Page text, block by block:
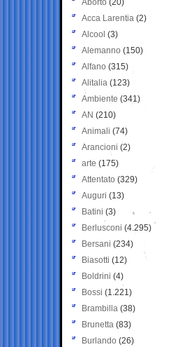
Aborto (20)
Acca Larentia (2)
Alcool (3)
Alemanno (150)
Alfano (315)
Alitalia (123)
Ambiente (341)
AN (210)
Animali (74)
Arancioni (2)
arte (175)
Attentato (329)
Auguri (13)
Batini (3)
Berlusconi (4.295)
Bersani (234)
Biasotti (12)
Boldrini (4)
Bossi (1.221)
Brambilla (38)
Brunetta (83)
Burlando (26)